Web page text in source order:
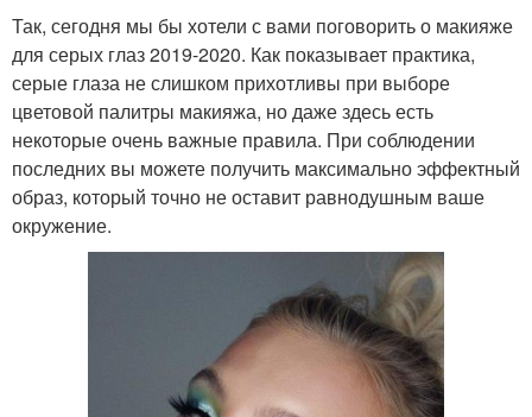
Так, сегодня мы бы хотели с вами поговорить о макияже
для серых глаз 2019-2020. Как показывает практика,
серые глаза не слишком прихотливы при выборе
цветовой палитры макияжа, но даже здесь есть
некоторые очень важные правила. При соблюдении
последних вы можете получить максимально эффектный
образ, который точно не оставит равнодушным ваше
окружение.